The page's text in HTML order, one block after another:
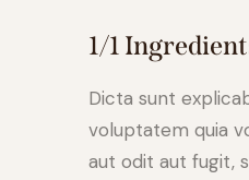
1/1
Dicta sunt
voluptatem quia
aut odit aut fugit,